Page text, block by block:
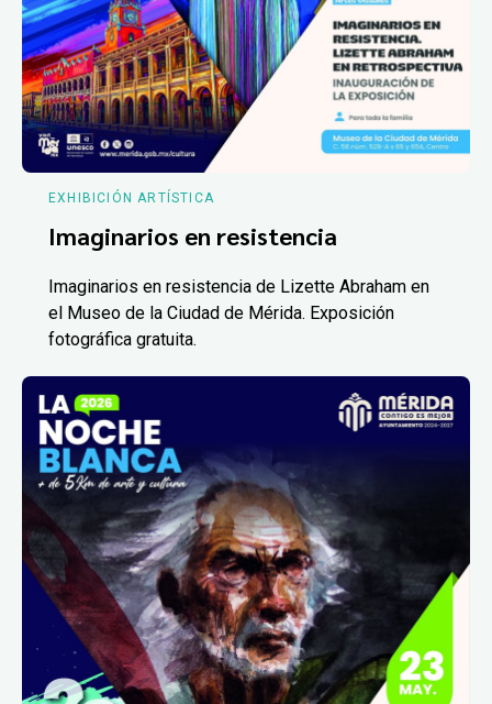
EXHIBICIÓN ARTÍSTICA
Imaginarios en resistencia
Imaginarios en resistencia de Lizette Abraham en
el Museo de la Ciudad de Mérida. Exposición
fotográfica gratuita.